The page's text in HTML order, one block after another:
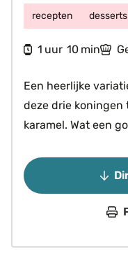
recepten desserts
1uur
uur 10minuten
min
Een heerlijke
deze drie koningen
karamel. Wat een